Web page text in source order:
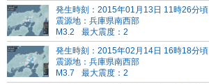
発生時刻：2015年01月13日 11時26分頃
震源地：兵庫県南西部
M3.2
最大震度：2
発生時刻：2015年02月14日 16時18分頃
震源地：兵庫県南西部
M3.7
最大震度：2